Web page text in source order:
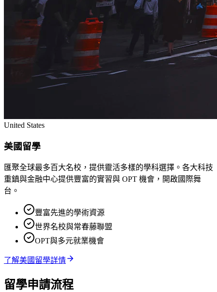
United States
美國留學
匯聚全球最多百大名校，提供靈活多樣的學科選擇。各大科技
重鎮與金融中心提供豐富的實習與 OPT 機會，開啟國際舞
台。
豐富先進的學術資源
世界名校與常春藤聯盟
OPT與多元就業機會
了解美國留學詳情
留學申請流程